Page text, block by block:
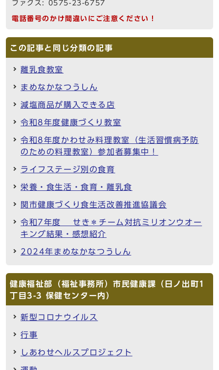
ファクス: 0575-23-6757
電話番号のかけ間違いにご注意ください！
この記事と同じ分類の記事
離乳食教室
まめなかなつうしん
減塩商品が購入できる店
令和8年度健康づくり教室
令和8年度かわせみ料理教室（生活習慣病予防
のための料理教室）参加者募集中！
ライフステージ別の食育
栄養・食生活・食育・離乳食
関市健康づくり食生活改善推進協議会
令和7年度 せき＊チーム対抗ミリオンウオー
キング結果・感想紹介
2024年まめなかなつうしん
健康福祉部（福祉事務所）市民健康課（日ノ出町1
丁目3-3 保健センター内）
新型コロナウイルス
行事
しあわせヘルスプロジェクト